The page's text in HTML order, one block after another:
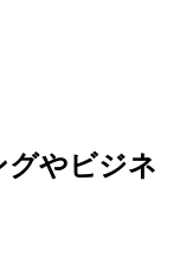
グやビジネ